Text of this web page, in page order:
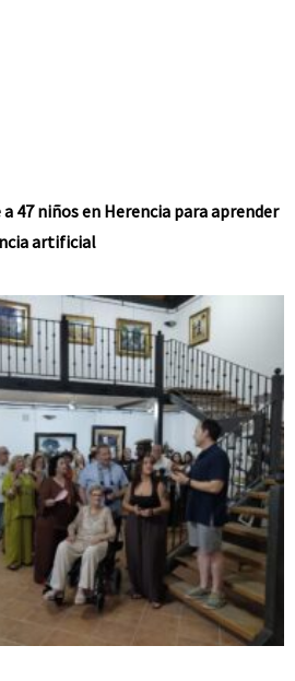
47 niños en Herencia para aprender
artificial